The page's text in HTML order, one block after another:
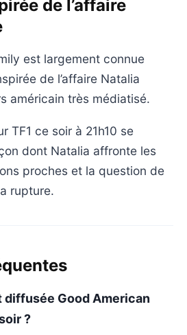
de l’affaire
est largement connue
de l’affaire Natalia
américain très médiatisé.
TF1 ce soir à 21h10 se
dont Natalia affronte les
proches et la question de
rupture.
diffusée Good American
?